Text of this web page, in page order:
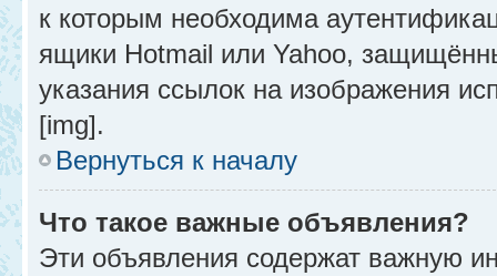
к которым необходима
ящики Hotmail или Yahoo,
указания ссылок на изображения
[img].
Вернуться к началу
Что такое важные объявления?
Эти объявления содержат важную